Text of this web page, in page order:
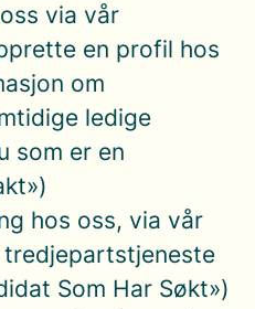
via vår
en profil hos
om
ledige
som er en
hos oss, via vår
tredjepartstjeneste
Som Har Søkt»)